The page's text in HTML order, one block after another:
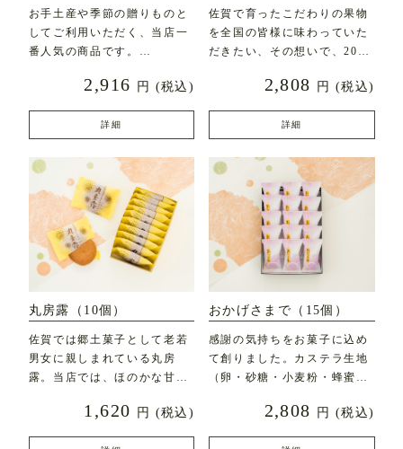
お手土産や季節の贈りものと
してご利用いただく、当店一
番人気の商品です。
2,916 円 (税込)
詳細
佐賀で育ったこだわりの果物
を全国の皆様に味わっていた
だきたい、その想いで、2020
2,808 円 (税込)
詳細
丸房露（10個）
佐賀では郷土菓子として老若
男女に親しまれている丸房
露。当店では、ほのかな甘み
1,620 円 (税込)
おかげさまで（15個）
感謝の気持ちをお菓子に込め
て創りました。カステラ生地
（卵・砂糖・小麦粉・蜂蜜な
2,808 円 (税込)